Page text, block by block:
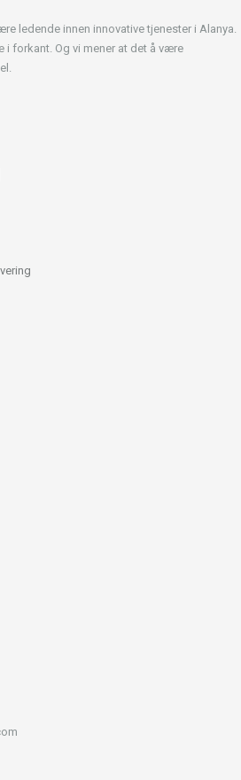
ledende innen innovative tjenester i Alanya.
forkant. Og vi mener at det å være